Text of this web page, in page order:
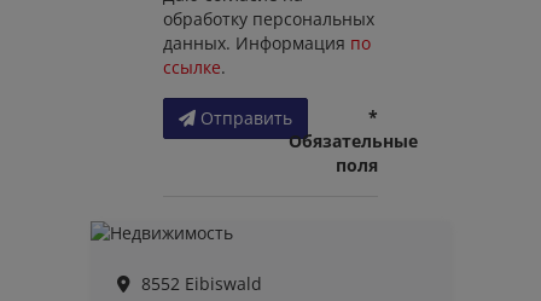
обработку персональных
данных. Информация по
ссылке.
Отправить
*
Обязательные
поля
8552 Eibiswald